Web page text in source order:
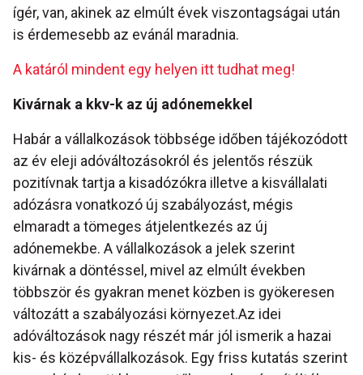
ígér, van, akinek az elmúlt évek viszontagságai után
is érdemesebb az evánál maradnia.
A katáról mindent egy helyen itt tudhat meg!
Kivárnak a kkv-k az új adónemekkel
Habár a vállalkozások többsége időben tájékozódott
az év eleji adóváltozásokról és jelentős részük
pozitívnak tartja a kisadózókra illetve a kisvállalati
adózásra vonatkozó új szabályozást, mégis
elmaradt a tömeges átjelentkezés az új
adónemekbe. A vállalkozások a jelek szerint
kivárnak a döntéssel, mivel az elmúlt években
többször és gyakran menet közben is gyökeresen
változátt a szabályozási környezet.Az idei
adóváltozások nagy részét már jól ismerik a hazai
kis- és középvállalkozások. Egy friss kutatás szerint